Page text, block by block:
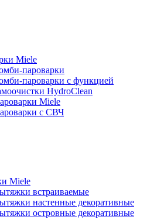
Miele
пароварки
пароварки с функцией
HydroClean
Miele
с СВЧ
Miele
встраиваемые
настенные декоративные
островные декоративные